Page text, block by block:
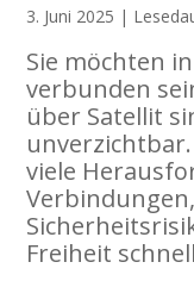
3. Juni 2025 |
Sie möchten
verbunden
über Satellit
viele
Freiheit